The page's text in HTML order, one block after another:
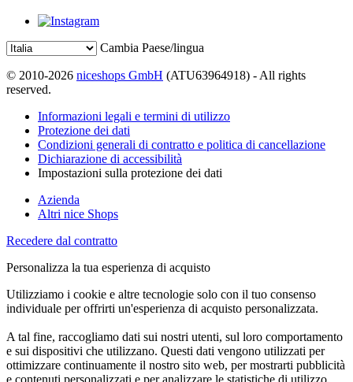
Cambia Paese/lingua
© 2010-2026 niceshops GmbH (ATU63964918) - All rights
reserved.
Informazioni legali e termini di utilizzo
Protezione dei dati
Condizioni generali di contratto e politica di cancellazione
Dichiarazione di accessibilità
Impostazioni sulla protezione dei dati
Azienda
Altri nice Shops
Recedere dal contratto
Personalizza la tua esperienza di acquisto
Utilizziamo i cookie e altre tecnologie solo con il tuo consenso
individuale per offrirti un'esperienza di acquisto personalizzata.
A tal fine, raccogliamo dati sui nostri utenti, sul loro comportamento
e sui dispositivi che utilizzano. Questi dati vengono utilizzati per
ottimizzare continuamente il nostro sito web, per mostrarti pubblicità
e contenuti personalizzati e per analizzare le statistiche di utilizzo.